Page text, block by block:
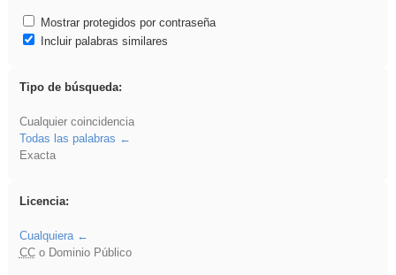
Mostrar protegidos por contraseña
Incluir palabras similares
Tipo de búsqueda:
Cualquier coincidencia
Todas las palabras
Exacta
Licencia:
Cualquiera
CCo Dominio Público